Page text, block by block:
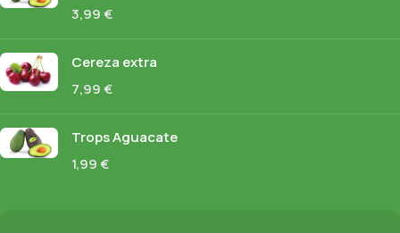
3,99€
Cereza extra
7,99€
Trops Aguacate
1,99€